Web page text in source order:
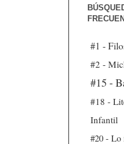
#1 -
#2 -
#15 -
#18 -
Infantil
#20 - Lo